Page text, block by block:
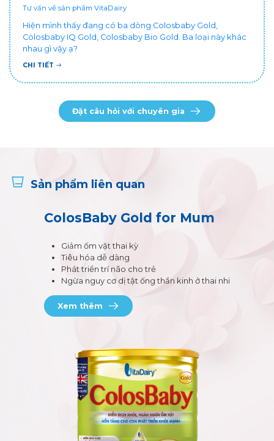
Tư vấn về sản phẩm VitaDairy
Hiện mình thấy đang có ba dòng Colosbaby Gold,
Colosbaby IQ Gold, Colosbaby Bio Gold. Ba loại này khác
nhau gì vậy ạ?
CHI TIẾT
Đặt câu hỏi với chuyên gia
Sản phẩm liên quan
ColosBaby Gold for Mum
Giảm ốm vặt thai kỳ
Tiêu hóa dễ dàng
Phát triển trí não cho trẻ
Ngừa nguy cơ dị tật ống thần kinh ở thai nhi
Xem thêm